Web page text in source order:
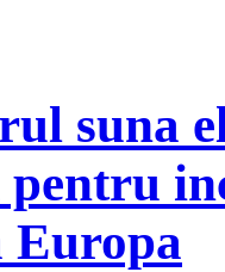
suna
Europa